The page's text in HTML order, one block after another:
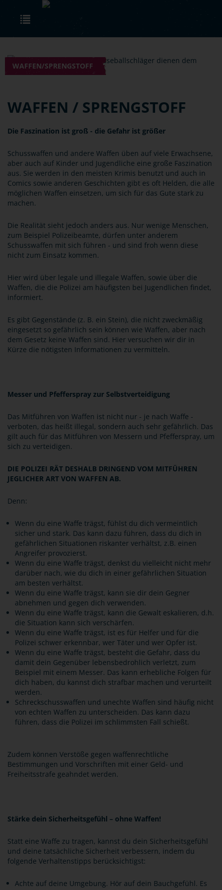
Skip to main content
WAFFEN/SPRENGSTOFF
WAFFEN / SPRENGSTOFF
Die Faszination ist groß - die Gefahr ist größer
Schusswaffen und andere Waffen üben auf viele Erwachsene,
aber auch auf Kinder und Jugendliche eine große Faszination
aus. Sie werden in den meisten Krimis benutzt und auch in
Comics sowie anderen Geschichten gibt es oft Helden, die alle
möglichen Waffen einsetzen, um sich für das Gute stark zu
machen.
Die Realität sieht jedoch anders aus. Nur wenige Menschen,
zum Beispiel Polizeibeamte, dürfen unter anderem
Schusswaffen mit sich führen - und sind froh wenn diese
nicht zum Einsatz kommen.
Hier wird über legale und illegale Waffen, sowie über die
Waffen, die die Polizei am häufigsten bei Jugendlichen findet,
informiert.
Es gibt Gegenstände (z. B. ein Stein), die nicht zweckmäßig
eingesetzt so gefährlich sein können wie Waffen, aber nach
dem Gesetz keine Waffen sind. Hier versuchen wir dir in
Kürze die nötigsten Informationen zu vermitteln.
Messer und Pfefferspray zur Selbstverteidigung
Das Mitführen von Waffen ist nicht nur - je nach Waffe -
verboten, das heißt illegal, sondern auch sehr gefährlich. Das
gilt auch für das Mitführen von Messern und Pfefferspray, um
sich zu verteidigen.
DIE POLIZEI RÄT DESHALB DRINGEND VOM MITFÜHREN
JEGLICHER ART VON WAFFEN AB.
Denn:
Wenn du eine Waffe trägst, fühlst du dich vermeintlich
sicher und stark. Das kann dazu führen, dass du dich in
gefährlichen Situationen riskanter verhältst, z.B. einen
Angreifer provozierst.
Wenn du eine Waffe trägst, denkst du vielleicht nicht mehr
darüber nach, wie du dich in einer gefährlichen Situation
am besten verhältst.
Wenn du eine Waffe trägst, kann sie dir dein Gegner
abnehmen und gegen dich verwenden.
Wenn du eine Waffe trägst, kann die Gewalt eskalieren, d.h.
die Situation kann sich verschärfen.
Wenn du eine Waffe trägst, ist es für Helfer und für die
Polizei schwer erkennbar, wer Täter und wer Opfer ist.
Wenn du eine Waffe trägst, besteht die Gefahr, dass du
damit dein Gegenüber lebensbedrohlich verletzt, zum
Beispiel mit einem Messer. Das kann erhebliche Folgen für
dich haben, du kannst dich strafbar machen und verurteilt
werden.
Schreckschusswaffen und unechte Waffen sind häufig nicht
von echten Waffen zu unterscheiden. Das kann dazu
führen, dass die Polizei im schlimmsten Fall schießt.
Zudem können Verstöße gegen waffenrechtliche
Bestimmungen und Vorschriften mit einer Geld- und
Freiheitsstrafe geahndet werden.
Stärke dein Sicherheitsgefühl – ohne Waffen!
Statt eine Waffe zu tragen, kannst du dein Sicherheitsgefühl
und deine tatsächliche Sicherheit verbessern, indem du
folgende Verhaltenstipps berücksichtigst:
Achte auf deine Umgebung. Hör auf dein Bauchgefühl. Es